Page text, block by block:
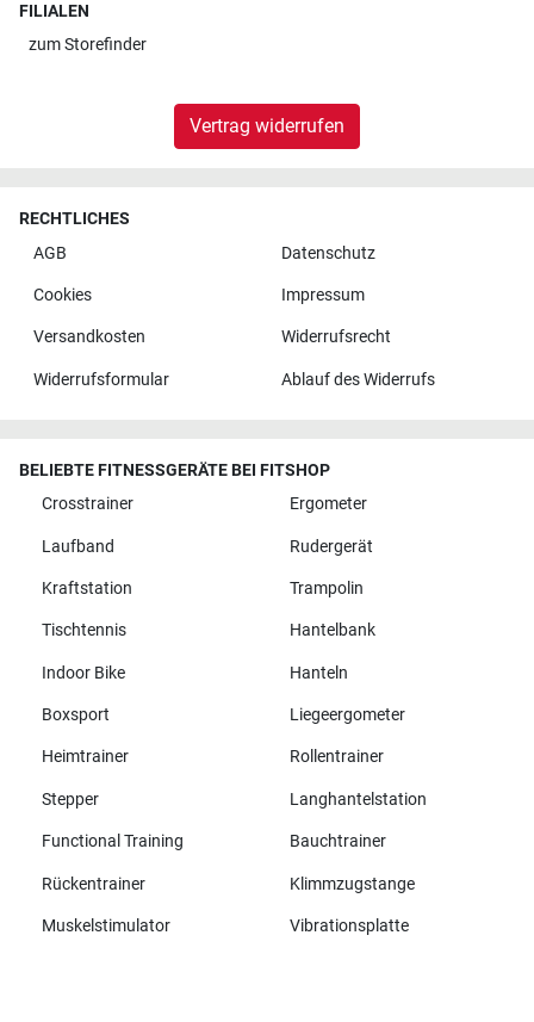
FILIALEN
zumStorefinder
Vertrag widerrufen
RECHTLICHES
AGB
Datenschutz
Cookies Impressum
Versandkosten Widerrufsrecht
Widerrufsformular Ablauf des Widerrufs
BELIEBTE FITNESSGERÄTE BEI FITSHOP
Crosstrainer
Ergometer
Laufband Rudergerät
Kraftstation Trampolin
Tischtennis Hantelbank
Indoor Bike Hanteln
Boxsport Liegeergometer
Heimtrainer Rollentrainer
Stepper Langhantelstation
Functional Training Bauchtrainer
Rückentrainer Klimmzugstange
Muskelstimulator Vibrationsplatte